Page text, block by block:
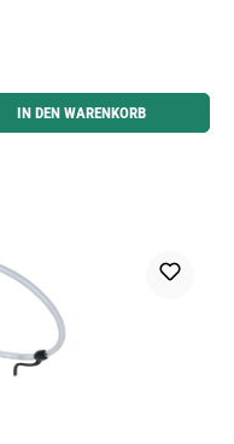
die Schaltflächen um die Anzahl zu
IN DEN WARENKORB